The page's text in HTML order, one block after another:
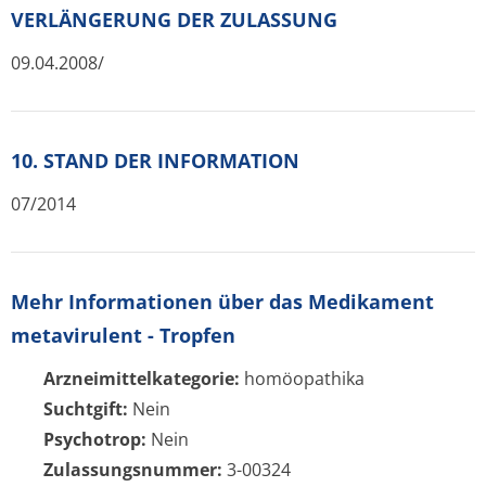
VERLÄNGERUNG DER ZULASSUNG
09.04.2008/
10. STAND DER INFORMATION
07/2014
Mehr Informationen über das Medikament
metavirulent - Tropfen
Arzneimittelkategorie: homöopathika
Suchtgift: Nein
Psychotrop: Nein
Zulassungsnummer: 3-00324